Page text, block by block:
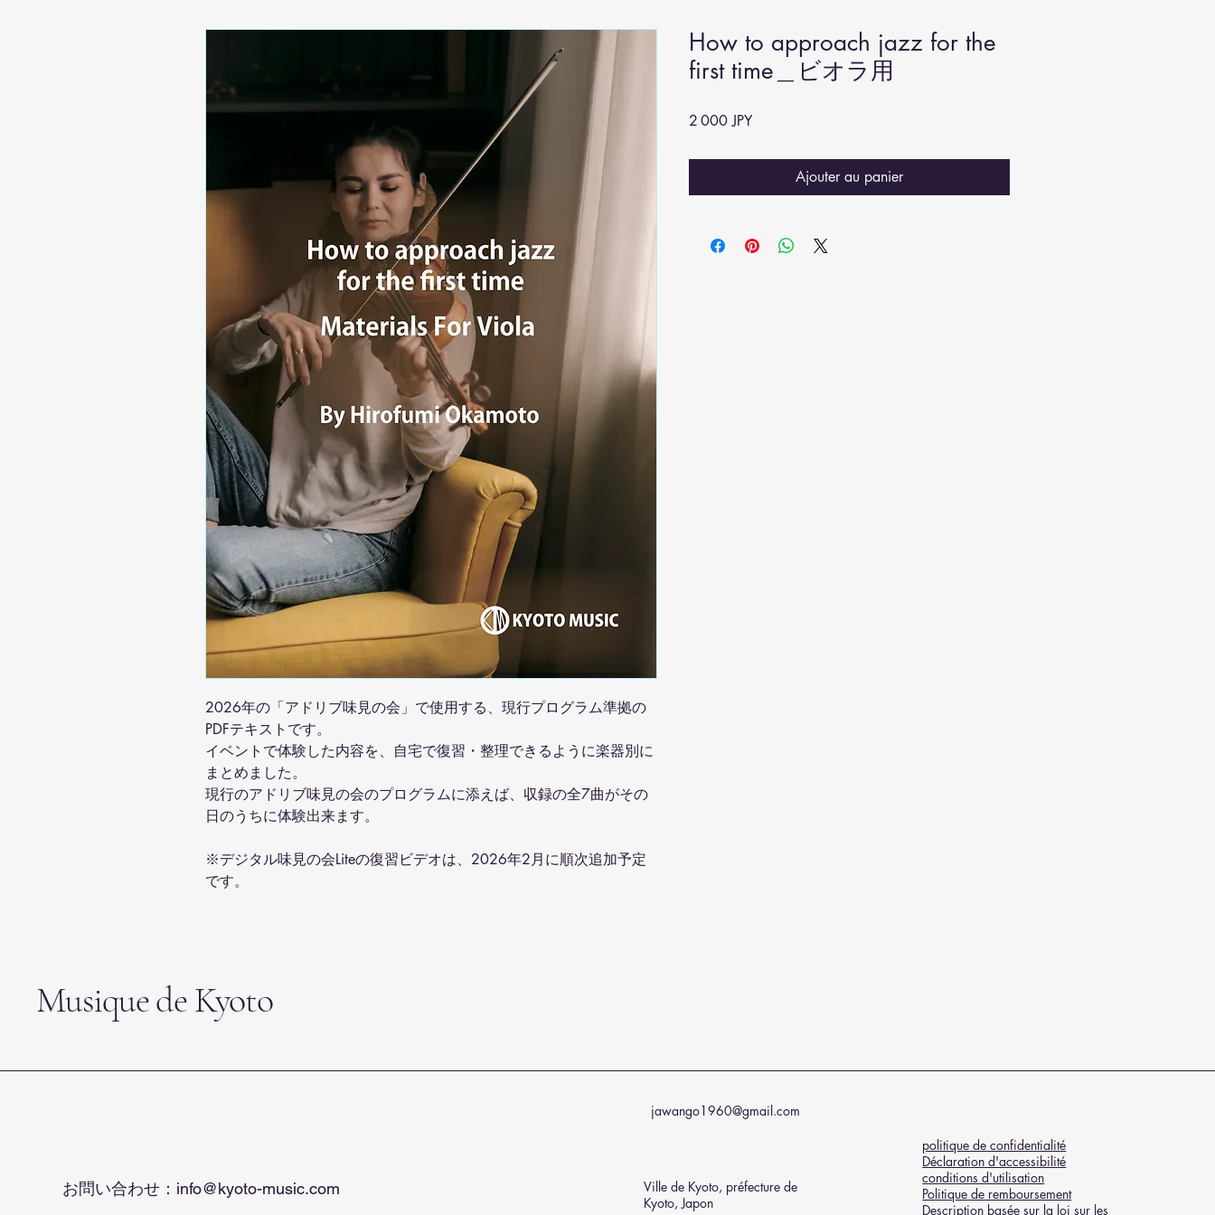
2026年の「アドリブ味見の会」で使用する、現行プログラム準拠の
PDFテキストです。
イベントで体験した内容を、自宅で復習・整理できるように楽器別に
まとめました。
現行のアドリブ味見の会のプログラムに添えば、収録の全7曲がその
日のうちに体験出来ます。
※デジタル味見の会Liteの復習ビデオは、2026年2月に順次追加予定
です。
How to approach jazz for the
first time＿ビオラ用
2 000 JPYPrix
Ajouter au panier
Musique de Kyoto
お問い合わせ： info@kyoto-music.com
jawango1960@gmail.com
Ville de Kyoto, préfecture de
Kyoto, Japon
politique de confidentialité
Déclaration d'accessibilité
conditions d'utilisation
Politique de remboursement
Description basée sur la loi sur les